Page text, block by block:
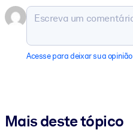
Acesse para deixar sua opinião
Mais deste tópico